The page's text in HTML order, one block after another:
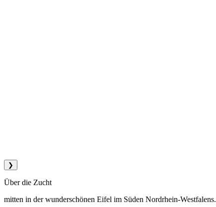
❯
Über die Zucht
mitten in der wunderschönen Eifel im Süden Nordrhein-Westfalens.